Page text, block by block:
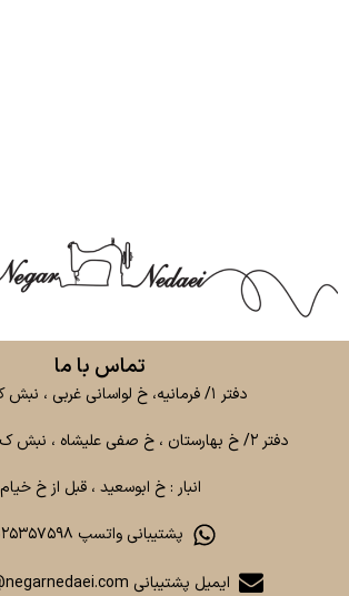
تماس با ما
دفتر ۱/ فرمانیه، خ لواسانی غربی ، نبش ک حوری
دفتر ۲/ خ بهارستان ، خ صفی علیشاه ، نبش ک حاجی شعبان
انبار : خ ابوسعید ، قبل از خ خیام
پشتیبانی واتسپ ۰۹۰۲۵۳۵۷۵۹۸
ایمیل پشتیبانی support@negarnedaei.com